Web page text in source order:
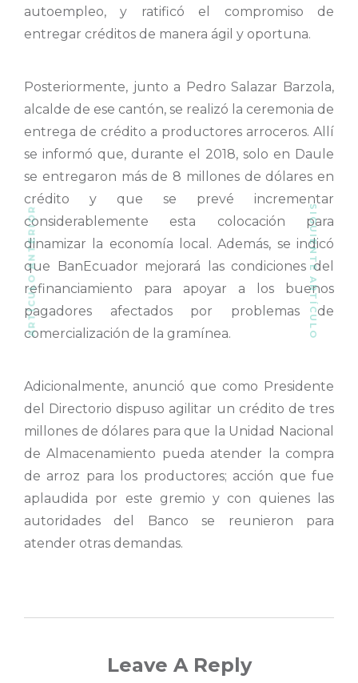
autoempleo, y ratificó el compromiso de
entregar créditos de manera ágil y oportuna.
Posteriormente, junto a Pedro Salazar Barzola,
alcalde de ese cantón, se realizó la ceremonia de
entrega de crédito a productores arroceros. Allí
se informó que, durante el 2018, solo en Daule
se entregaron más de 8 millones de dólares en
crédito y que se prevé incrementar
considerablemente esta colocación para
dinamizar la economía local. Además, se indicó
que BanEcuador mejorará las condiciones del
refinanciamiento para apoyar a los buenos
pagadores afectados por problemas de
comercialización de la gramínea.
Adicionalmente, anunció que como Presidente
del Directorio dispuso agilitar un crédito de tres
millones de dólares para que la Unidad Nacional
de Almacenamiento pueda atender la compra
de arroz para los productores; acción que fue
aplaudida por este gremio y con quienes las
autoridades del Banco se reunieron para
atender otras demandas.
Leave A Reply
ARTÍCULO ANTERIOR SIGUIENTE ARTÍCULO